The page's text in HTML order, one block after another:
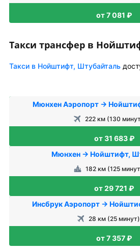
от 7 081 ₽
Такси трансфер в
Такси в Нойштифт, Штубайталь
Мюнхен Аэропорт →
222 км (130
от 31 683 ₽
Мюнхен → Нойштифт,
182 км (125
от 29 721 ₽
Инсбрук Аэропорт →
28 км (25 минут)
от 7 357 ₽